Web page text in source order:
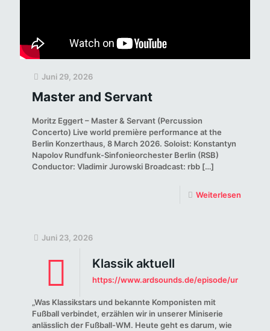
Juni 29, 2026
Master and Servant
Moritz Eggert – Master & Servant (Percussion
Concerto) Live world première performance at the
Berlin Konzerthaus, 8 March 2026. Soloist: Konstantyn
Napolov Rundfunk-Sinfonieorchester Berlin (RSB)
Conductor: Vladimir Jurowski Broadcast: rbb […]
Weiterlesen
Juni 23, 2026
Klassik aktuell
https://www.ardsounds.de/episode/
„Was Klassikstars und bekannte Komponisten mit
Fußball verbindet, erzählen wir in unserer Miniserie
anlässlich der Fußball-WM. Heute geht es darum, wie